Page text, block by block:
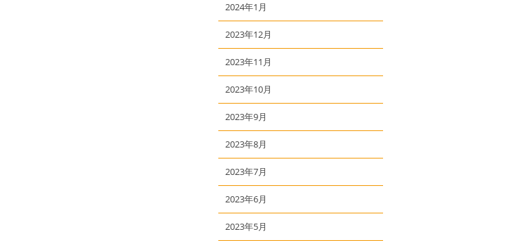
2024年1月
2023年12月
2023年11月
2023年10月
2023年9月
2023年8月
2023年7月
2023年6月
2023年5月